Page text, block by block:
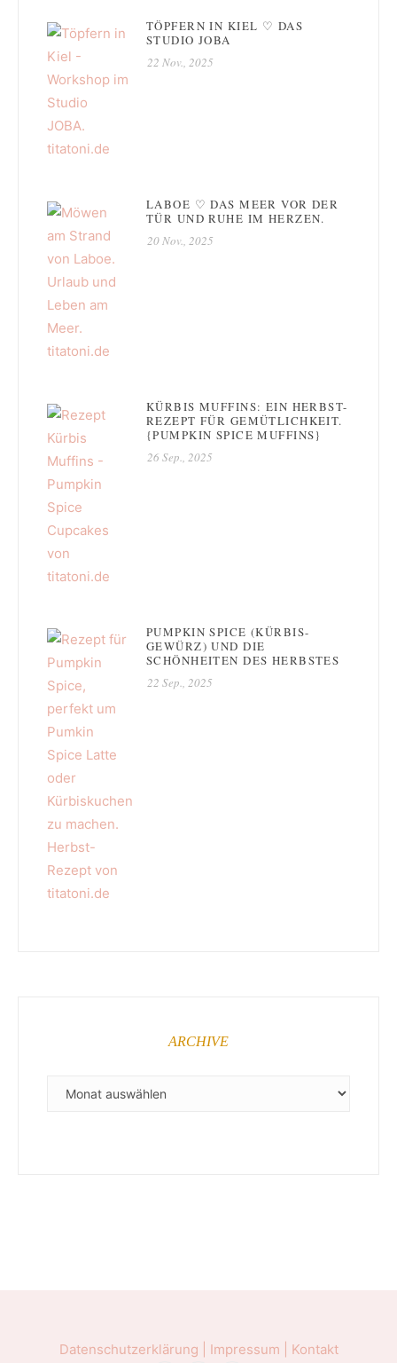
TÖPFERN IN KIEL ♡ DAS
STUDIO JOBA
22 Nov., 2025
LABOE ♡ DAS MEER VOR DER
TÜR UND RUHE IM HERZEN.
20 Nov., 2025
KÜRBIS MUFFINS: EIN HERBST-
REZEPT FÜR GEMÜTLICHKEIT.
{PUMPKIN SPICE MUFFINS}
26 Sep., 2025
PUMPKIN SPICE (KÜRBIS-
GEWÜRZ) UND DIE
SCHÖNHEITEN DES HERBSTES
22 Sep., 2025
ARCHIVE
ARCHIVE
Datenschutzerklärung | Impressum | Kontakt